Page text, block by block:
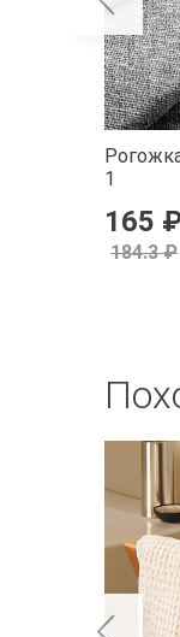
1
165
184.3 ₽